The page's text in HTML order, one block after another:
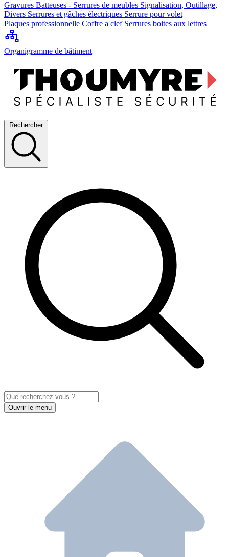
Gravures Batteuses - Serrures de meubles Signalisation, Outillage,
Divers Serrures et gâches électriques Serrure pour volet
Plaques professionnelle Coffre a clef Serrures boites aux lettres
Organigramme de bâtiment
Rechercher
Ouvrir le menu